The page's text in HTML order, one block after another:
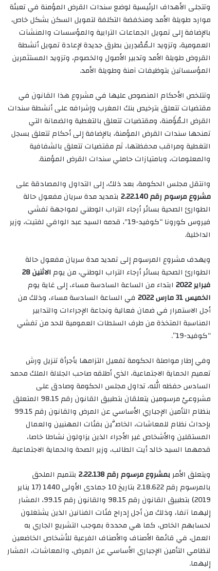
وتتجلى الأهداف الرئيسية لوضع سندات القرض المؤمنة في تعبئة
موارد طويلة الأمد ومنخفضة التكلفة لتمويل السكن بشكل خاص،
بالإضافة إلى تمويل الجماعات الترابية والمؤسسات والمنشآت
العمومية، وتزويد الـمُصْدِرين بطرق جديدة لإعادة تمويل أنشطة
القروض طويلة الأمد وتدبير الأصول والخصوم، وتزويد المستثمرين
المؤسساتين بتوظيفات آمنة وطويلة الأمد.
وتتلخص الأحكام المنصوص عليها في مشروع هذا القانون في
مقتضيات تتعلق بترخيص بنك المغرب وإشرافه على أنشطة سندات
القرض الـمُؤَمنة، ومقتضيات تتعلق بالتغطية والضمانة التي
تمنحها سندات القرض المؤمنة، بالإضافة إلى أحكام تتعلق بسجل
التغطية ومراقب محفظتها، ثم مقتضيات تتعلق بالشفافية
والمعلومات، وبامتيازات حاملي سندات القرض المؤمنة.
وانتقل مجلس الحكومة، بعد ذلك، إلى التداول والمصادقة على
مشروع مرسوم رقم 2.22.140
بتمديد مدة سريان مفعول حالة
الطوارئ الصحية بسائر أرجاء التراب الوطني لمواجهة تفشي
فيروس كورونا “كوفيد-19″، قدمه السيد عبد الوافي لفتيت، وزير
الداخلية.
ويهدف مشروع المرسوم إلى تمديد مدة سريان مفعول حالة
الطوارئ الصحية بسائر أرجاء التراب الوطني، من يوم
الاثنين 28
فبراير 2022
ابتداء من الساعة السادسة مساء، إلى غاية يوم
الخميس 31 مارس 2022
في الساعة السادسة مساء، وذلك من
أجل الاستمرار في ضمان فعالية ونجاعة الإجراءات والتدابير
المناسبة المتخذة من طرف السلطات العمومية للحد من تفشي
“كوفيد-19”.
وفي إطار مواصلة الحكومة تفعيل التزامها بأجرأة تنزيل ورش
تعميم الحماية الاجتماعية، الذي أطلقه صاحب الجلالة الملك محمد
السادس حفظه الله، تداول مجلس الحكومة وصادق على
مشروعيْ مرسومين يتعلقان بتطبيق القانون رقم 98.15 المتعلق
بنظام التأمين الإجباري الأساسي عن المرض والقانون رقم 99.15
بإحداث نظام للمعاشات، الخاصَّين بفئات المهنيين والعمال
المستقلين والأشخاص غير الأجراء الذين يزاولون نشاطا خاصا،
قدمهما السيد خالد أيت الطالب، وزير الصحة والحماية الاجتماعية.
ويتعلق الأمربمشروع مرسوم رقم 2.22.138
بتتميم الملحق
بالمرسوم رقم 2.18.622 بتاريخ 10 جمادى الأولى 1440 (17 يناير
2019) بتطبيق القانون رقم 98.15 والقانون رقم 99.15، المشار
إليهما آنفا، وذلك من أجل إدراج فئات الفنانين الذين يشتغلون
لحسابهم الخاص، كما هي محددة بموجب التشريع الجاري به
العمل، في قائمة الأصناف والأصناف الفرعية للأشخاص الخاضعين
لنظامي التأمين الإجباري الأساسي عن المرض، والمعاشات، المشار
إليهما.